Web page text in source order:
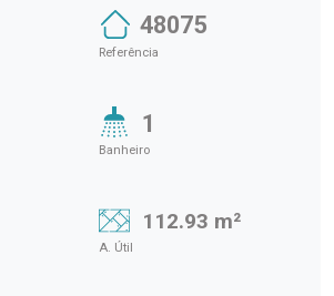
48075
Referência
1
Banheiro
112.93 m²
A. Útil